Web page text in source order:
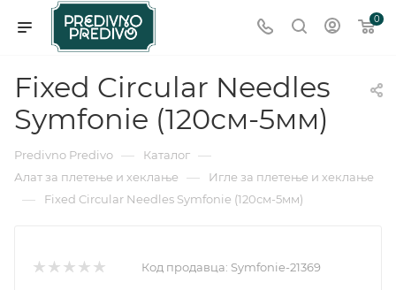
0
Fixed Circular Needles
Symfonie (120см-5мм)
Predivno Predivo — Каталог —
Алат за плетење и хеклање — Игле за плетење и хеклање
— Fixed Circular Needles Symfonie (120см-5мм)
Код продавца: Symfonie-21369